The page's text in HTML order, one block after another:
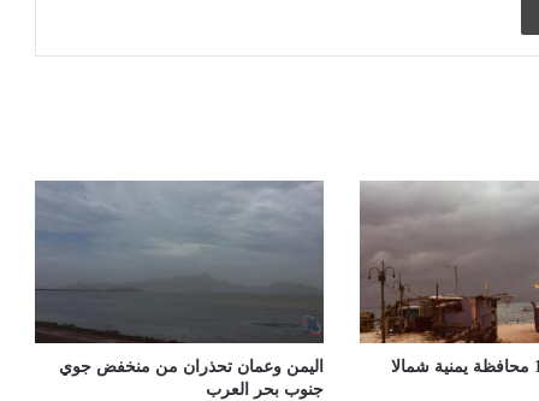
تحذير جديد ل 11 محافظة يمنية شمالا
اليمن وعمان تحذران من منخفض جوي
جنوب بحر العرب